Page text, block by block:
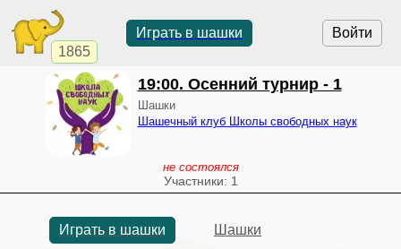
1865
Войти
Играть в шашки
19:00. Осенний турнир - 1
Шашки
Шашечный клуб Школы свободных наук
не состоялся
Участники: 1
Играть в шашки Шашки